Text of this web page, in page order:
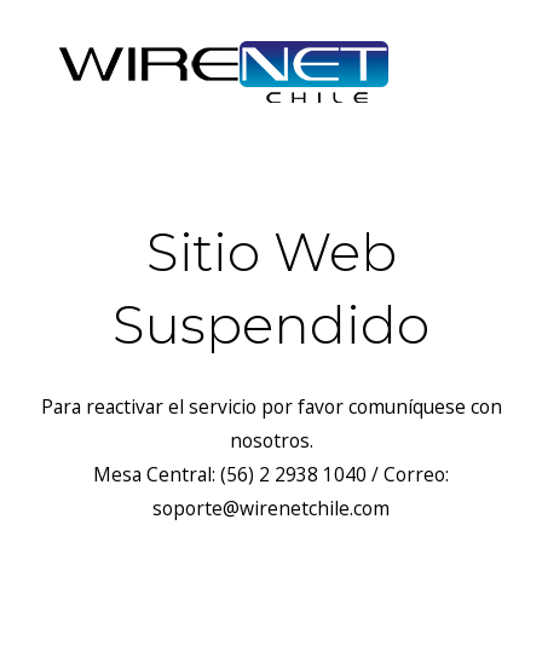
Sitio Web
Suspendido
Para reactivar el servicio por favor comuníquese con
nosotros.
Mesa Central: (56) 2 2938 1040 / Correo:
soporte@wirenetchile.com